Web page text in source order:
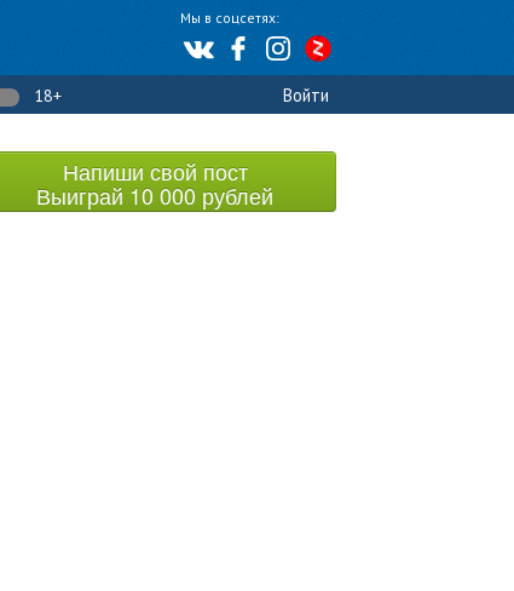
Мы в соцсетях:
18+ Войти
Напиши свой пост
Выиграй 10 000 рублей